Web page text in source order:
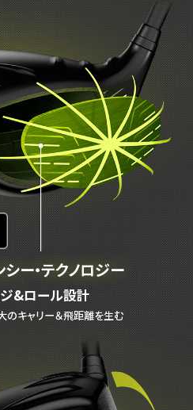
ー・テクノロジー
&ロール設計
のキャリー＆飛距離を生む